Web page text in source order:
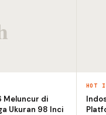
Meluncur di
Ukuran 98 Inci
HOT